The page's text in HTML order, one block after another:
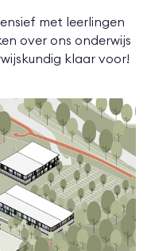
met leerlingen
over ons onderwijs
klaar voor!